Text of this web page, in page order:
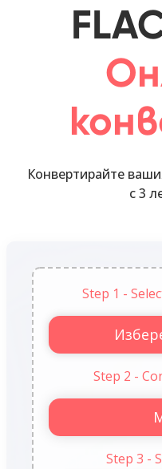
Конвертирайте
с 3
Step 1 -
Step 2 -
Step 3 -